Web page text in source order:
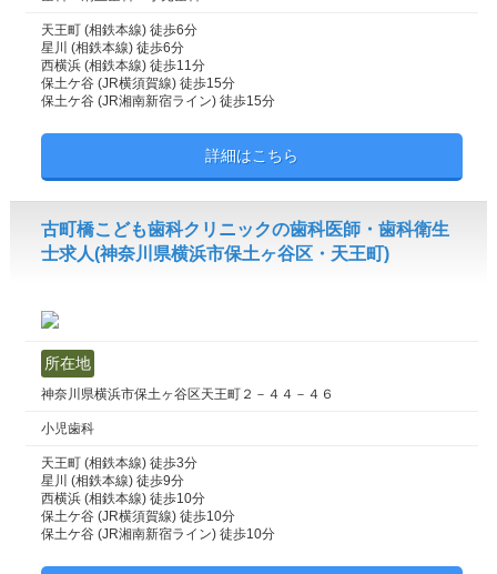
天王町 (相鉄本線) 徒歩6分
星川 (相鉄本線) 徒歩6分
西横浜 (相鉄本線) 徒歩11分
保土ケ谷 (JR横須賀線) 徒歩15分
保土ケ谷 (JR湘南新宿ライン) 徒歩15分
詳細はこちら
古町橋こども歯科クリニックの歯科医師・歯科衛生
士求人(神奈川県横浜市保土ヶ谷区・天王町)
所在地
神奈川県横浜市保土ヶ谷区天王町２－４４－４６
小児歯科
天王町 (相鉄本線) 徒歩3分
星川 (相鉄本線) 徒歩9分
西横浜 (相鉄本線) 徒歩10分
保土ケ谷 (JR横須賀線) 徒歩10分
保土ケ谷 (JR湘南新宿ライン) 徒歩10分